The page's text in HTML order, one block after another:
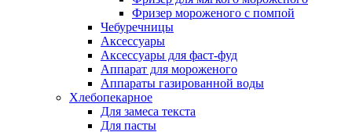
Фризер мороженого с помпой
Чебуречницы
Аксессуары
Аксессуары для фаст-фуд
Аппарат для мороженого
Аппараты газированной воды
Хлебопекарное
Для замеса текста
Для пасты